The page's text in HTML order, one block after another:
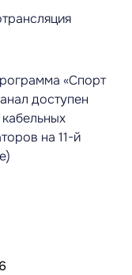
«Спорт
доступен
на 11-й